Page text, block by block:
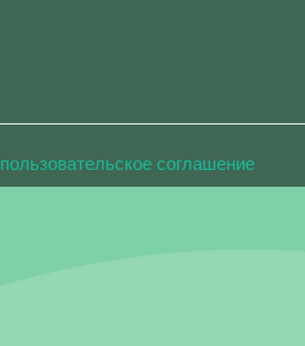
пользовательское соглашение